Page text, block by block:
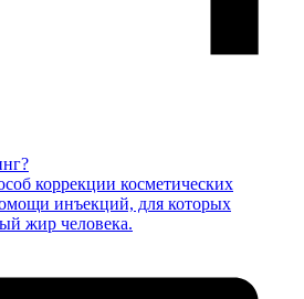
коррекции косметических
инъекций, для которых
жир человека.